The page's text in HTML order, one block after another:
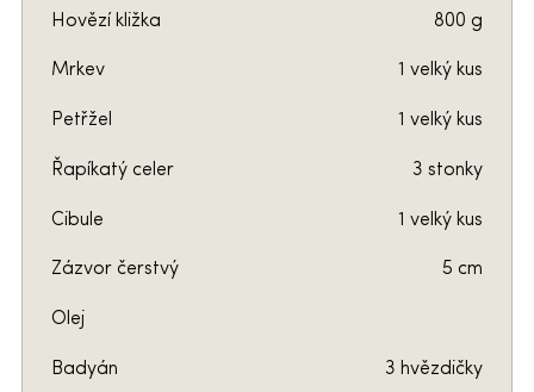
Hovězí kližka 800 g
Mrkev 1 velký kus
Petřžel 1 velký kus
Řapíkatý celer 3 stonky
Cibule 1 velký kus
Zázvor čerstvý 5 cm
Olej
Badyán 3 hvězdičky